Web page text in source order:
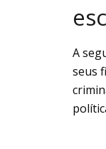
A
seus